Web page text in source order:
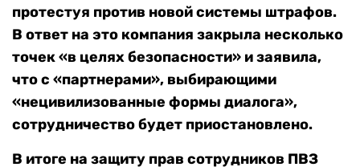
протестуя против новой системы штрафов.
В ответ на это компания закрыла несколько
точек «в целях безопасности» и заявила,
что с «партнерами», выбирающими
«нецивилизованные формы диалога»,
сотрудничество будет приостановлено.
В итоге на защиту прав сотрудников ПВЗ